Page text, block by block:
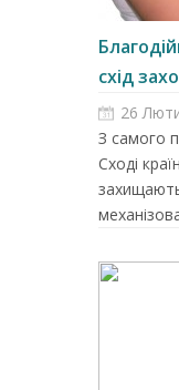
схід
26
З самого
Сході